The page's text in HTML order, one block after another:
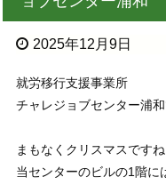
2025年12月9日
就労移行支援事業所
チャレジョブセンター浦和
まもなくクリスマスですね
当センターのビルの1階に